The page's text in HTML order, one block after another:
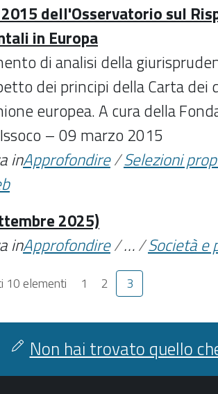
dell'Osservatorio sul
in Europa
di analisi della
dei principi della Carta
europea. A cura della
– 09 marzo 2015
inApprofondire/Selezioni
2025)
inApprofondire/…/Società e
10 elementi 1 2 3
Non hai trovato quello